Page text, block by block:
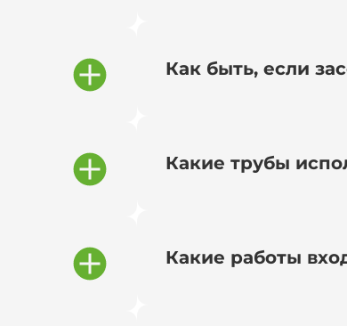
Как быть, если
Какие трубы
Какие работы